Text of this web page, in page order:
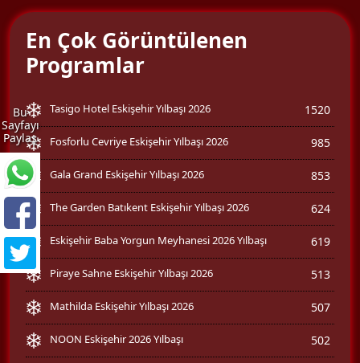
Bu
Sayfayı
Paylaş
En Çok Görüntülenen
Programlar
Tasigo Hotel Eskişehir Yılbaşı 2026 1520
Fosforlu Cevriye Eskişehir Yılbaşı 2026 985
Gala Grand Eskişehir Yılbaşı 2026 853
The Garden Batıkent Eskişehir Yılbaşı 2026 624
Eskişehir Baba Yorgun Meyhanesi 2026 Yılbaşı 619
Piraye Sahne Eskişehir Yılbaşı 2026 513
Mathilda Eskişehir Yılbaşı 2026 507
NOON Eskişehir 2026 Yılbaşı 502